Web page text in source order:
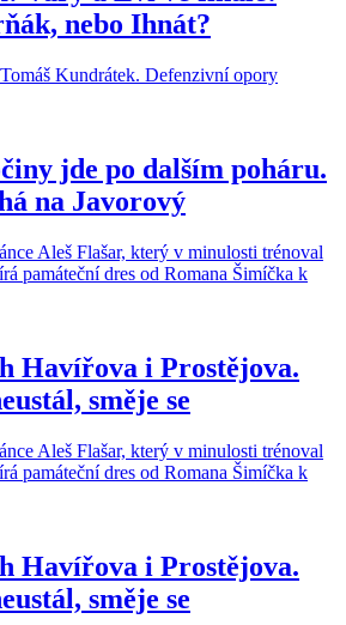
nebo Ihnát?
jde po dalším poháru.
na Javorový
Havířova i Prostějova.
směje se
Havířova i Prostějova.
směje se